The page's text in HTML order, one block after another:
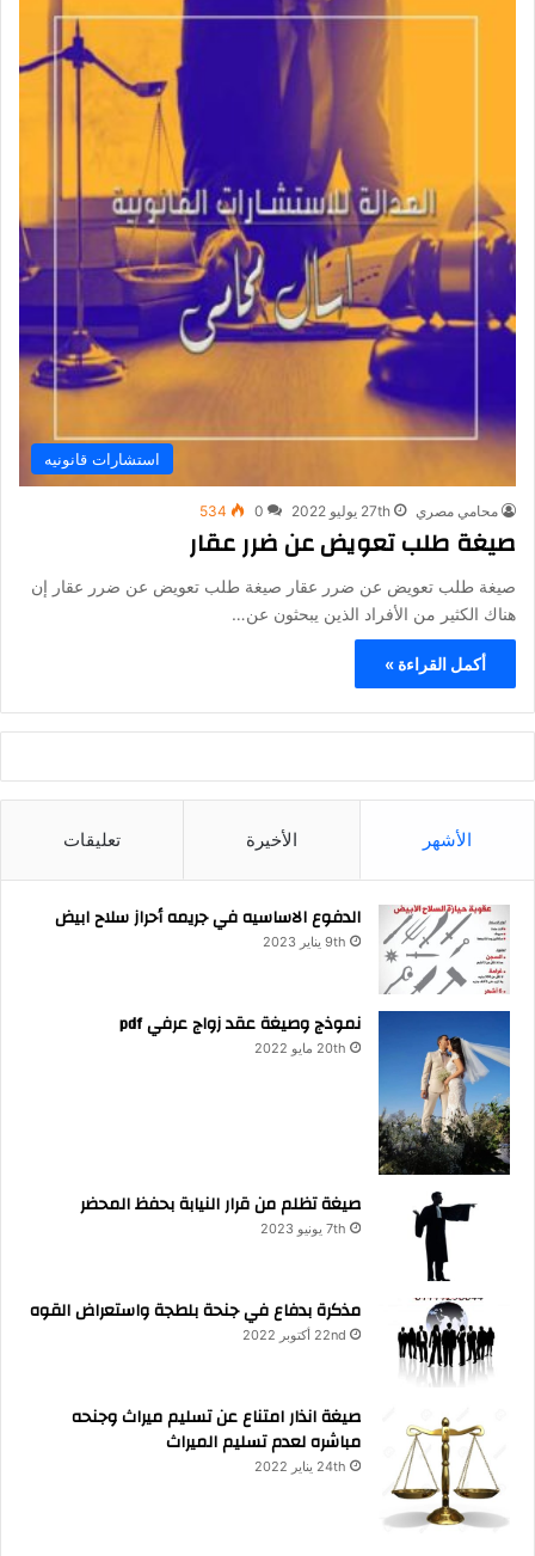
استشارات قانونيه
محامي مصري 27th يوليو 2022 0
534
صيغة طلب تعويض عن ضرر عقار
صيغة طلب تعويض عن ضرر عقار صيغة طلب تعويض عن ضرر عقار إن
هناك الكثير من الأفراد الذين يبحثون عن…
أكمل القراءة »
الأشهر الأخيرة تعليقات
الدفوع الاساسيه في جريمه أحراز سلاح ابيض
9th يناير 2023
نموذج وصيغة عقد زواج عرفي pdf
20th مايو 2022
صيغة تظلم من قرار النيابة بحفظ المحضر
7th يونيو 2023
مذكرة بدفاع في جنحة بلطجة واستعراض القوه
22nd أكتوبر 2022
صيغة انذار امتناع عن تسليم ميراث وجنحه
مباشره لعدم تسليم الميراث
24th يناير 2022